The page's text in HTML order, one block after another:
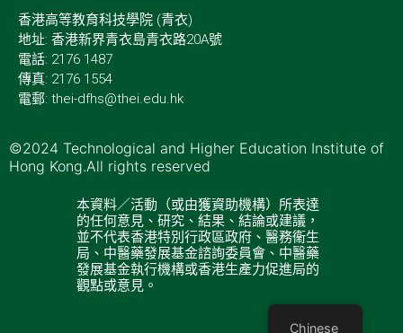
香港高等教育科技學院 (青衣)
地址: 香港新界青衣島青衣路20A號
電話: 2176 1487
傳真: 2176 1554
電郵: thei-dfhs@thei.edu.hk
©2024 Technological and Higher Education Institute of
Hong Kong.All rights reserved
本資料／活動（或由獲資助機構）所表達
的任何意見、研究、結果、結論或建議，
並不代表香港特別行政區政府、醫務衞生
局、中醫藥發展基金諮詢委員會、中醫藥
發展基金執行機構或香港生產力促進局的
觀點或意見。
Chinese